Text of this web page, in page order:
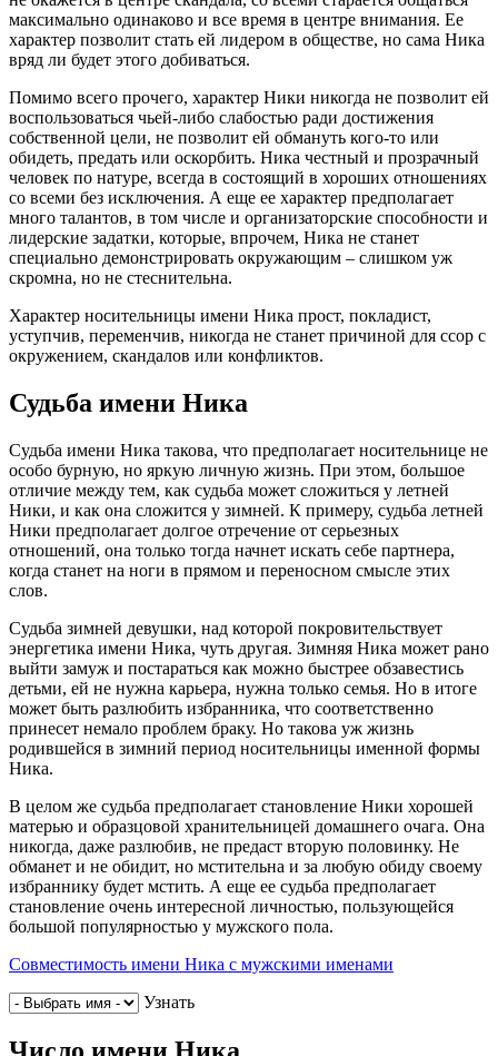
максимально одинаково и все время в центре внимания. Ее
характер позволит стать ей лидером в обществе, но сама Ника
вряд ли будет этого добиваться.
Помимо всего прочего, характер Ники никогда не позволит ей
воспользоваться чьей-либо слабостью ради достижения
собственной цели, не позволит ей обмануть кого-то или
обидеть, предать или оскорбить. Ника честный и прозрачный
человек по натуре, всегда в состоящий в хороших отношениях
со всеми без исключения. А еще ее характер предполагает
много талантов, в том числе и организаторские способности и
лидерские задатки, которые, впрочем, Ника не станет
специально демонстрировать окружающим – слишком уж
скромна, но не стеснительна.
Характер носительницы имени Ника прост, покладист,
уступчив, переменчив, никогда не станет причиной для ссор с
окружением, скандалов или конфликтов.
Судьба имени Ника
Судьба имени Ника такова, что предполагает носительнице не
особо бурную, но яркую личную жизнь. При этом, большое
отличие между тем, как судьба может сложиться у летней
Ники, и как она сложится у зимней. К примеру, судьба летней
Ники предполагает долгое отречение от серьезных
отношений, она только тогда начнет искать себе партнера,
когда станет на ноги в прямом и переносном смысле этих
слов.
Судьба зимней девушки, над которой покровительствует
энергетика имени Ника, чуть другая. Зимняя Ника может рано
выйти замуж и постараться как можно быстрее обзавестись
детьми, ей не нужна карьера, нужна только семья. Но в итоге
может быть разлюбить избранника, что соответственно
принесет немало проблем браку. Но такова уж жизнь
родившейся в зимний период носительницы именной формы
Ника.
В целом же судьба предполагает становление Ники хорошей
матерью и образцовой хранительницей домашнего очага. Она
никогда, даже разлюбив, не предаст вторую половинку. Не
обманет и не обидит, но мстительна и за любую обиду своему
избраннику будет мстить. А еще ее судьба предполагает
становление очень интересной личностью, пользующейся
большой популярностью у мужского пола.
Совместимость имени Ника с мужскими именами
Узнать